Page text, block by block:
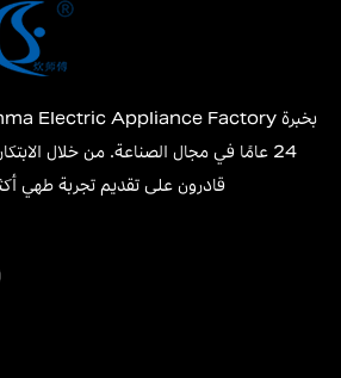
24 عامًا في مجال الصناعة. من خلال
قادرون على تقديم تجربة طهي